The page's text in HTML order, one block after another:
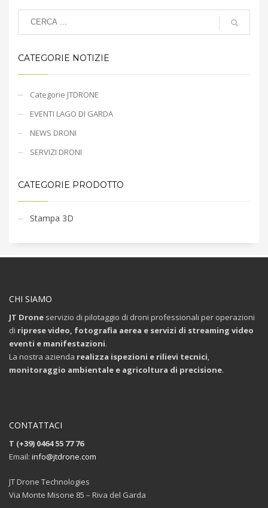
CATEGORIE NOTIZIE
Categorie JTDRONE
EVENTI LAGO DI GARDA
NEWS DRONI
SERVIZI DRONI
CATEGORIE PRODOTTO
Stampa 3D
CHI SIAMO
JT Drone servizio di pilotaggio di droni professionali per operazioni
di riprese video, fotografia aerea e servizi di streaming video
eventi e manifestazioni.
La nostra azienda realizza ispezioni e rilievi tecnici,
monitoraggio ambientale e agricoltura di precisione.
CONTATTACI
T (+39) 0464 55 77 76
Email: info@jtdrone.com
JT Drone Technologies
Via Monte Misone 85 – Riva del Garda